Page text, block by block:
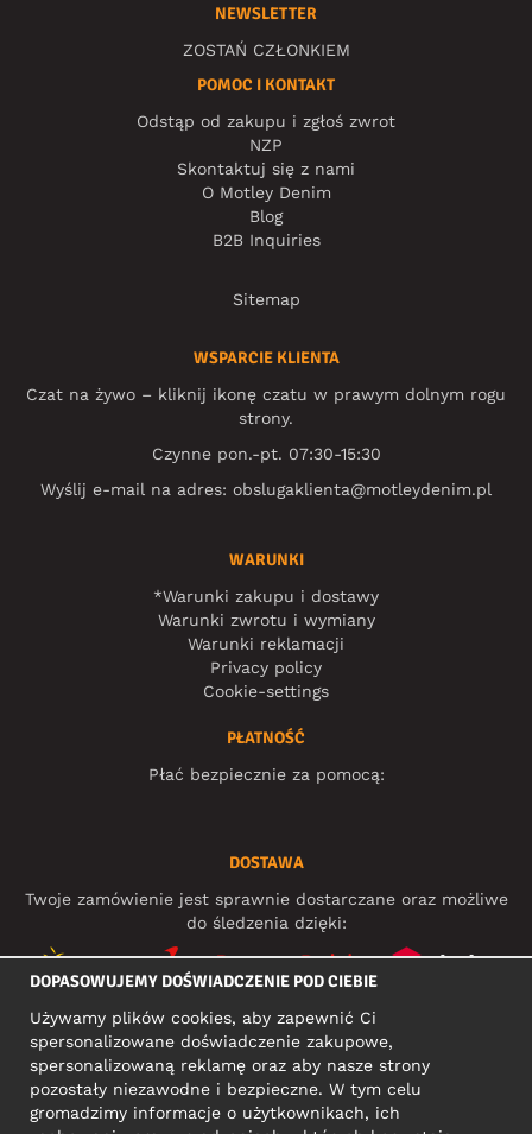
NEWSLETTER
ZOSTAŃ CZŁONKIEM
POMOC I KONTAKT
Odstąp od zakupu i zgłoś zwrot
NZP
Skontaktuj się z nami
O Motley Denim
Blog
B2B Inquiries
Sitemap
WSPARCIE KLIENTA
Czat na żywo – kliknij ikonę czatu w prawym dolnym rogu
strony.
Czynne pon.-pt. 07:30-15:30
Wyślij e-mail na adres: obslugaklienta@motleydenim.pl
WARUNKI
*Warunki zakupu i dostawy
Warunki zwrotu i wymiany
Warunki reklamacji
Privacy policy
Cookie-settings
PŁATNOŚĆ
Płać bezpiecznie za pomocą:
DOSTAWA
Twoje zamówienie jest sprawnie dostarczane oraz możliwe
do śledzenia dzięki:
MEDIA SPOŁECZNOŚCIOWE
ADRES KONTAKTOWY
DOPASOWUJEMY DOŚWIADCZENIE POD CIEBIE
Używamy plików cookies, aby zapewnić Ci
spersonalizowane doświadczenie zakupowe,
spersonalizowaną reklamę oraz aby nasze strony
pozostały niezawodne i bezpieczne. W tym celu
gromadzimy informacje o użytkownikach, ich